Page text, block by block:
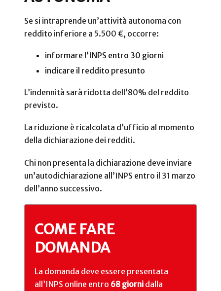
Se si intraprende un’attività autonoma con
reddito inferiore a 5.500 €, occorre:
informare l’INPS entro 30 giorni
indicare il reddito presunto
L’indennità sarà ridotta dell’80% del reddito
previsto.
La riduzione è ricalcolata d’ufficio al momento
della dichiarazione dei redditi.
Chi non presenta la dichiarazione deve inviare
un’autodichiarazione all’INPS entro il 31 marzo
dell’anno successivo.
COME FARE
DOMANDA
La domanda deve essere presentata
all’INPS online entro 68 giorni dalla